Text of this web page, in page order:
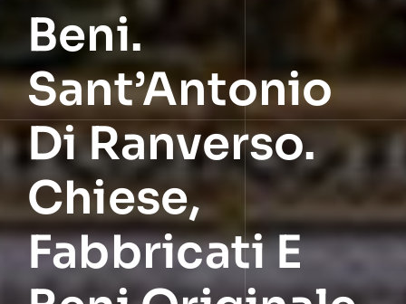
Beni.
Sant’Antonio
Di Ranverso.
Chiese,
Fabbricati E